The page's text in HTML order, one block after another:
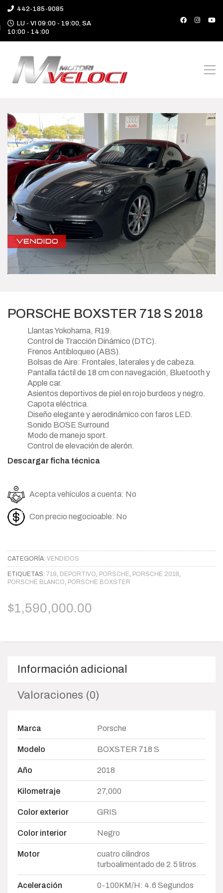
442-185-9085
LU - VI 09:00 - 19:00, SA
10:00 - 14:00
PORSCHE BOXSTER 718 S 2018
Llantas Yokohama, R19.
Control de Tracción Dinámico (DTC).
Frenos Antibloqueo (ABS).
Bolsas de Aire: Frontales, laterales y de cabeza.
Pantalla táctil de 18 cm con navegación, Bluetooth y
Apple car.
Asientos deportivos de piel en rojo burdeos y negro.
Capota eléctrica.
Diseño elegante y aerodinámico con faros LED.
Sonido BOSE Surround
Modo de manejo sport.
Control de elevación de alerón.
Descargar ficha técnica
Acepta vehículos a cuenta: No
Con precio negocioable: No
CATEGORÍA: VENDIDOS
ETIQUETAS: 718, DEPORTIVO, PORSCHE, PORSCHE 2018,
PORSCHE BLANCO, PORSCHE BOXSTER
$1,590,000.00
Información adicional
Valoraciones (0)
Marca Porsche
Modelo BOXSTER 718 S
Año 2018
Kilometraje 27,000
Color exterior GRIS
Color interior Negro
Motor
cuatro cilindros
turboalimentado de 2.5 litros.
Aceleración 0-100KM/H: 4.6 Segundos